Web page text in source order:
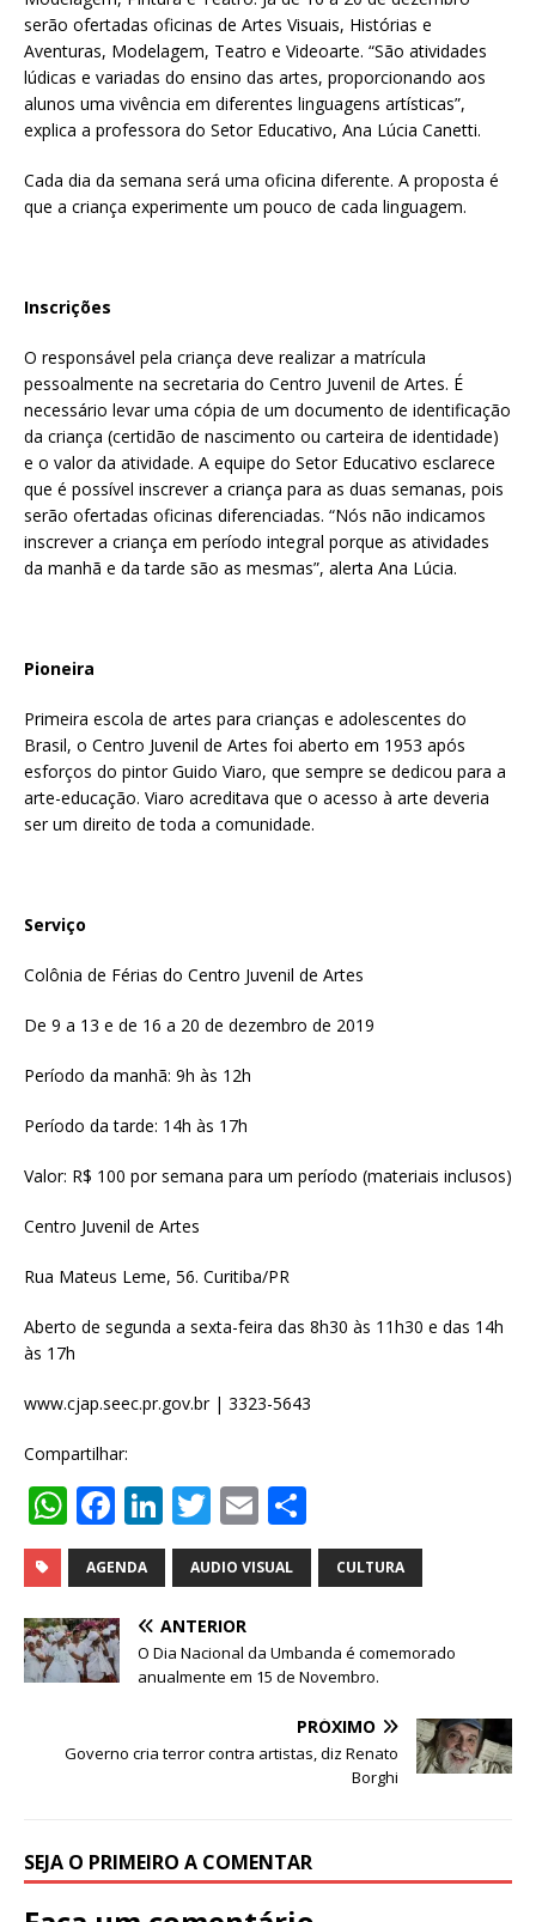
serão ofertadas oficinas de Artes Visuais, Histórias e
Aventuras, Modelagem, Teatro e Videoarte. “São atividades
lúdicas e variadas do ensino das artes, proporcionando aos
alunos uma vivência em diferentes linguagens artísticas”,
explica a professora do Setor Educativo, Ana Lúcia Canetti.
Cada dia da semana será uma oficina diferente. A proposta é
que a criança experimente um pouco de cada linguagem.
Inscrições
O responsável pela criança deve realizar a matrícula
pessoalmente na secretaria do Centro Juvenil de Artes. É
necessário levar uma cópia de um documento de identificação
da criança (certidão de nascimento ou carteira de identidade)
e o valor da atividade. A equipe do Setor Educativo esclarece
que é possível inscrever a criança para as duas semanas, pois
serão ofertadas oficinas diferenciadas. “Nós não indicamos
inscrever a criança em período integral porque as atividades
da manhã e da tarde são as mesmas”, alerta Ana Lúcia.
Pioneira
Primeira escola de artes para crianças e adolescentes do
Brasil, o Centro Juvenil de Artes foi aberto em 1953 após
esforços do pintor Guido Viaro, que sempre se dedicou para a
arte-educação. Viaro acreditava que o acesso à arte deveria
ser um direito de toda a comunidade.
Serviço
Colônia de Férias do Centro Juvenil de Artes
De 9 a 13 e de 16 a 20 de dezembro de 2019
Período da manhã: 9h às 12h
Período da tarde: 14h às 17h
Valor: R$ 100 por semana para um período (materiais inclusos)
Centro Juvenil de Artes
Rua Mateus Leme, 56. Curitiba/PR
Aberto de segunda a sexta-feira das 8h30 às 11h30 e das 14h
às 17h
www.cjap.seec.pr.gov.br | 3323-5643
Compartilhar:
W
h
at
s
A
p
p
F
a
c
e
b
o
k
Li
n
k
e
dI
n
T
w
it
te
r
E
m
ai
h
ar
AGENDA AUDIO VISUAL CULTURA
ANTERIOR
O Dia Nacional da Umbanda é comemorado
anualmente em 15 de Novembro.
PRÓXIMO
Governo cria terror contra artistas, diz Renato
Borghi
SEJA O PRIMEIRO A COMENTAR